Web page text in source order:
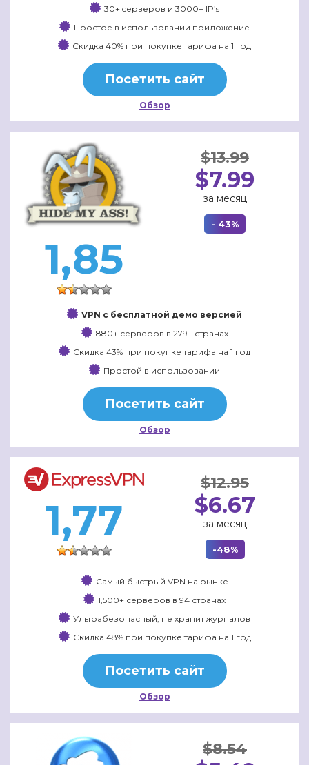
30+ cерверов и 3000+ IP’s
Простое в использовании приложение
Скидка 40% при покупке тарифа на 1 год
Посетить сайт
Обзор
1,85
$13.99
$7.99
за месяц
- 43%
VPN с бесплатной демо версией
880+ серверов в 279+ странах
Скидка 43% при покупке тарифа на 1 год
Простой в использовании
Посетить сайт
Обзор
1,77
$12.95
$6.67
за месяц
-48%
Самый быстрый VPN на рынке
1,500+ серверов в 94 странах
Ультрабезопасный, не хранит журналов
Скидка 48% при покупке тарифа на 1 год
Посетить сайт
Обзор
$8.54